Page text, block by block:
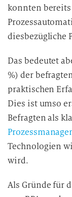
n
D
t
e
n
v
e
r
a
b
konnten
diesbezügliche
Das bedeutet
%) der
praktischen
Dies ist umso
Befragten als
Technologien
wird.
Als Gründe für